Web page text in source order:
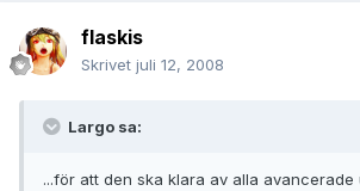
flaskis
Skrivet juli 12, 2008
Largo sa:
...för att den ska klara av alla avancerade